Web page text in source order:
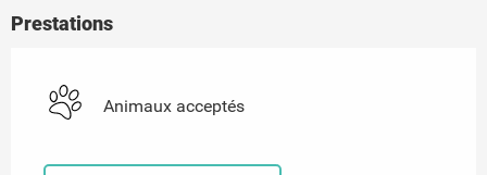
Prestations
Animaux acceptés